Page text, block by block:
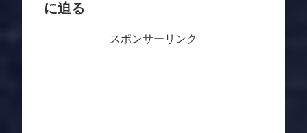
に迫る
スポンサーリンク